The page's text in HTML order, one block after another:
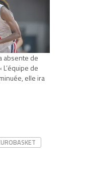
absente de
L’équipe de
elle ira